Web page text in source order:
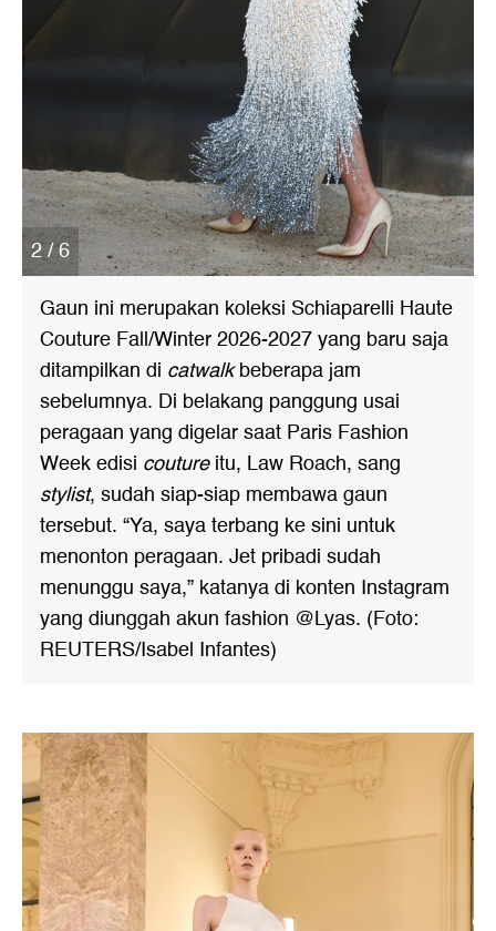
2 / 6
Gaun ini merupakan koleksi Schiaparelli Haute
Couture Fall/Winter 2026-2027 yang baru saja
ditampilkan di catwalkbeberapa jam
sebelumnya. Di belakang panggung usai
peragaan yang digelar saat Paris Fashion
Week edisi coutureitu, Law Roach, sang
stylist, sudah siap-siap membawa gaun
tersebut. “Ya, saya terbang ke sini untuk
menonton peragaan. Jet pribadi sudah
menunggu saya,” katanya di konten Instagram
yang diunggah akun fashion @Lyas. (Foto:
REUTERS/Isabel Infantes)